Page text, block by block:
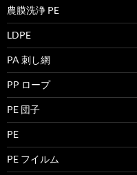
農膜洗浄 PE
LDPE
PA 刺し網
PP ロープ
PE 団子
PE
PE フイルム